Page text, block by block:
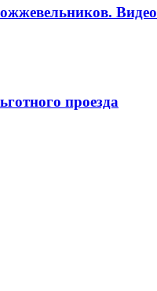
Видео
проезда